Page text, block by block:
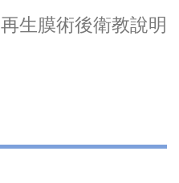
再生膜術後衛教說明